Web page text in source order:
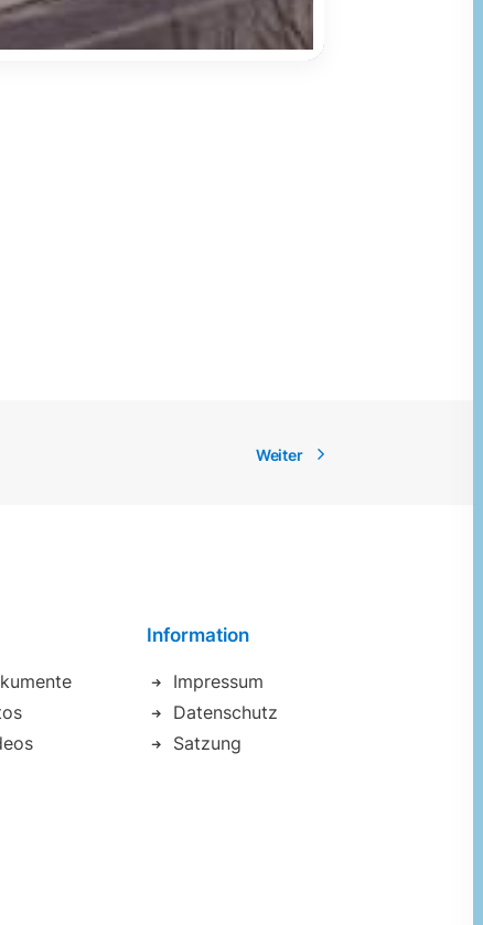
Information
Impressum
Datenschutz
Satzung